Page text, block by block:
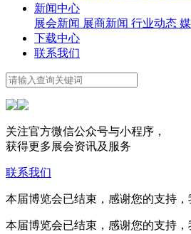
新闻中心
展会新闻 展商新闻 行业动态
下载中心
联系我们
关注官方微信公众号与小程序，
获得更多展会资讯及服务
联系我们
本届博览会已结束，感谢您的支持
本届博览会已结束，感谢您的支持